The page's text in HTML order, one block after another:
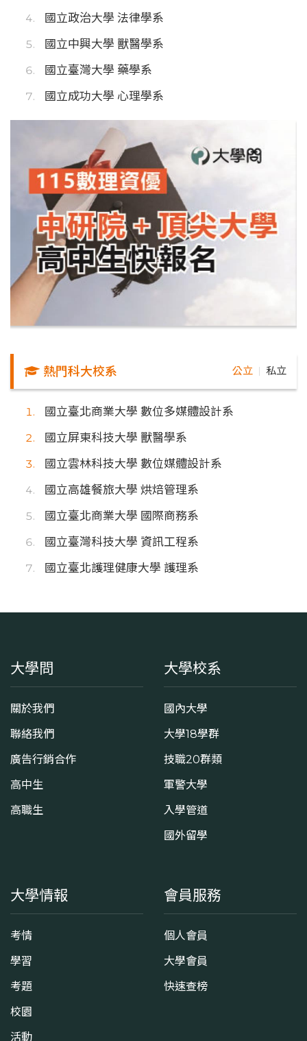
國立政治大學 法律學系
國立中興大學 獸醫學系
國立臺灣大學 藥學系
國立成功大學 心理學系
熱門科大校系 公立 私立
國立臺北商業大學 數位多媒體設計系
國立屏東科技大學 獸醫學系
國立雲林科技大學 數位媒體設計系
國立高雄餐旅大學 烘焙管理系
國立臺北商業大學 國際商務系
國立臺灣科技大學 資訊工程系
國立臺北護理健康大學 護理系
大學問
關於我們
聯絡我們
廣告行銷合作
高中生
高職生
大學校系
國內大學
大學18學群
技職20群類
軍警大學
入學管道
國外留學
大學情報
考情
學習
考題
校園
活動
會員服務
個人會員
大學會員
快速查榜